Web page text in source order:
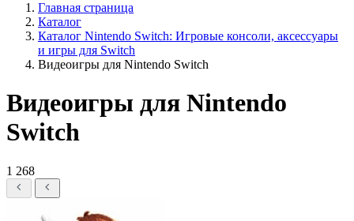
Главная страница
Каталог
Каталог Nintendo Switch: Игровые консоли, аксессуары
и игры для Switch
Видеоигры для Nintendo Switch
Видеоигры для Nintendo
Switch
1 268